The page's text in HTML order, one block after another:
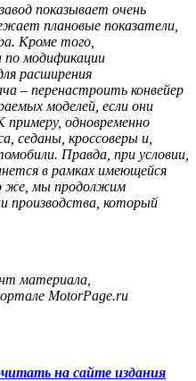
показывает очень
плановые показатели,
Кроме того,
по модификации
расширения
– перенастроить конвейер
моделей, если они
одновременно
седаны, кроссоверы и,
Правда, при условии,
в рамках имеющейся
же, мы продолжим
производства, который
материала,
MotorPage.ru
на сайте издания